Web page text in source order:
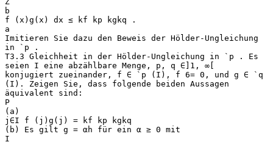
b
f (x)g(x) dx ≤ kf kp kgkq .
a
Imitieren Sie dazu den Beweis der Hölder-Ungleichung
in `p .
T3.3 Gleichheit in der Hölder-Ungleichung in `p . Es
seien I eine abzählbare Menge, p, q ∈]1, ∞[
konjugiert zueinander, f ∈ `p (I), f 6= 0, und g ∈ `q
(I). Zeigen Sie, dass folgende beiden Aussagen
äquivalent sind:
P
(a)
j∈I f (j)g(j) = kf kp kgkq
(b) Es gilt g = αh für ein α ≥ 0 mit
I